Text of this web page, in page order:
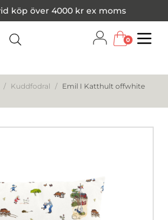
köp över 4000 kr ex moms
0
/ Kuddfodral / Emil I Katthult offwhite